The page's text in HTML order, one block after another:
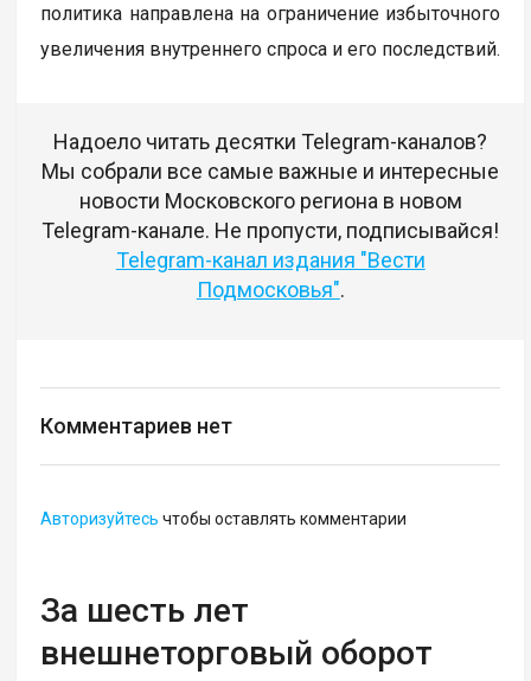
политика направлена на ограничение избыточного
увеличения внутреннего спроса и его последствий.
Надоело читать десятки Telegram-каналов?
Мы собрали все самые важные и интересные
новости Московского региона в новом
Telegram-канале. Не пропусти, подписывайся!
Telegram-канал издания "Вести
Подмосковья".
Комментариев нет
Авторизуйтесь чтобы оставлять комментарии
За шесть лет
внешнеторговый оборот